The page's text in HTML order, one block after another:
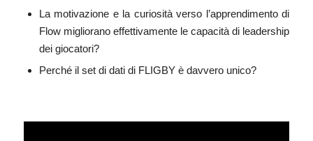
La motivazione e la curiosità verso l’apprendimento di
Flow migliorano effettivamente le capacità di leadership
dei giocatori?
Perché il set di dati di FLIGBY è davvero unico?